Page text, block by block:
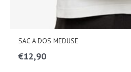
SAC A DOS MEDUSE
€12,90